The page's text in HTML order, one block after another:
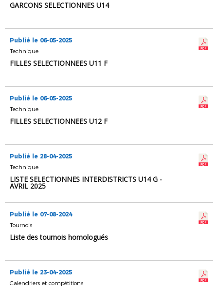
GARCONS SELECTIONNES U14
Publié le 06-05-2025
Technique
FILLES SELECTIONNEES U11 F
Publié le 06-05-2025
Technique
FILLES SELECTIONNEES U12 F
Publié le 28-04-2025
Technique
LISTE SELECTIONNES INTERDISTRICTS U14 G -
AVRIL 2025
Publié le 07-08-2024
Tournois
Liste des tournois homologués
Publié le 23-04-2025
Calendriers et compétitions